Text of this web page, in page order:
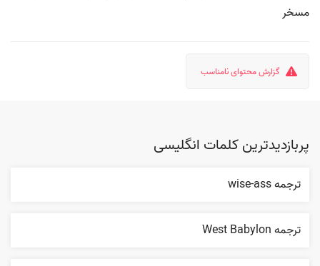
مسخر
گزارش محتوای نامناسب
پربازدیدترین کلمات انگلیسی
ترجمه wise-ass
ترجمه West Babylon